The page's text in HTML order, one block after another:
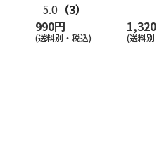
5.0 （3）
990円
(送料別・税込) (送料別